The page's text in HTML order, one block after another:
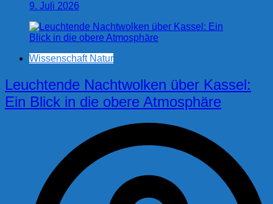
9. Juli 2026
Wissenschaft Natur
Leuchtende Nachtwolken über Kassel:
Ein Blick in die obere Atmosphäre